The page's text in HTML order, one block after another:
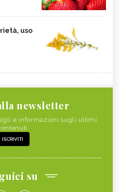
uso
newsletter
e informazioni sugli ultimi
ISCRIVITI
su